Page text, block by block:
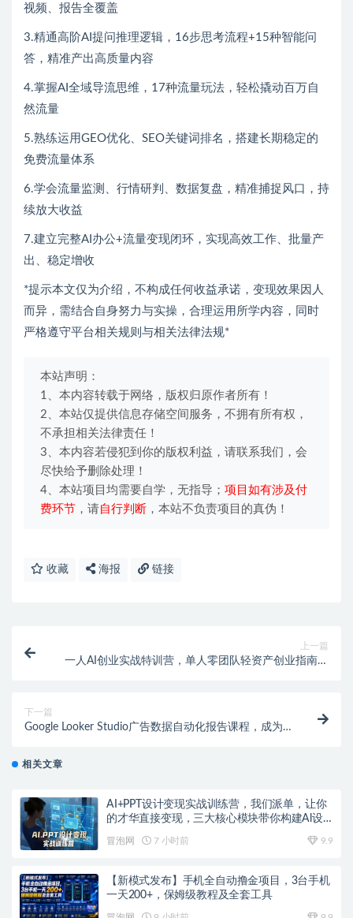
视频、报告全覆盖
3.精通高阶AI提问推理逻辑，16步思考流程+15种智能问
答，精准产出高质量内容
4.掌握AI全域导流思维，17种流量玩法，轻松撬动百万自
然流量
5.熟练运用GEO优化、SEO关键词排名，搭建长期稳定的
免费流量体系
6.学会流量监测、行情研判、数据复盘，精准捕捉风口，持
续放大收益
7.建立完整AI办公+流量变现闭环，实现高效工作、批量产
出、稳定增收
*提示本文仅为介绍，不构成任何收益承诺，变现效果因人
而异，需结合自身努力与实操，合理运用所学内容，同时
严格遵守平台相关规则与相关法律法规*
本站声明：
1、本内容转载于网络，版权归原作者所有！
2、本站仅提供信息存储空间服务，不拥有所有权，
不承担相关法律责任！
3、本内容若侵犯到你的版权利益，请联系我们，会
尽快给予删除处理！
4、本站项目均需要自学，无指导； 项目如有涉及付
费环节 ，请自行判断 ，本站不负责项目的真伪！
收藏 海报 链接
上一篇
一人AI创业实战特训营，单人零团队轻资产创业指南，
下一篇
Google Looker Studio广告数据自动化报告课程，成为
相关文章
AI+PPT设计变现实战训练营，我们派单，让你
的才华直接变现，三大核心模块带你构建Al设
冒泡网 7 小时前 9.9
【新模式发布】手机全自动撸金项目，3台手机
一天200+，保姆级教程及全套工具